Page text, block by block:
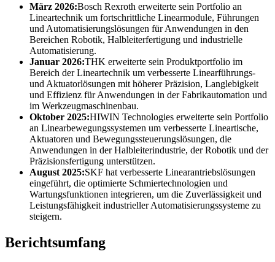
März 2026:Bosch Rexroth erweiterte sein Portfolio an
Lineartechnik um fortschrittliche Linearmodule, Führungen
und Automatisierungslösungen für Anwendungen in den
Bereichen Robotik, Halbleiterfertigung und industrielle
Automatisierung.
Januar 2026:THK erweiterte sein Produktportfolio im
Bereich der Lineartechnik um verbesserte Linearführungs-
und Aktuatorlösungen mit höherer Präzision, Langlebigkeit
und Effizienz für Anwendungen in der Fabrikautomation und
im Werkzeugmaschinenbau.
Oktober 2025:HIWIN Technologies erweiterte sein Portfolio
an Linearbewegungssystemen um verbesserte Lineartische,
Aktuatoren und Bewegungssteuerungslösungen, die
Anwendungen in der Halbleiterindustrie, der Robotik und der
Präzisionsfertigung unterstützen.
August 2025:SKF hat verbesserte Linearantriebslösungen
eingeführt, die optimierte Schmiertechnologien und
Wartungsfunktionen integrieren, um die Zuverlässigkeit und
Leistungsfähigkeit industrieller Automatisierungssysteme zu
steigern.
Berichtsumfang